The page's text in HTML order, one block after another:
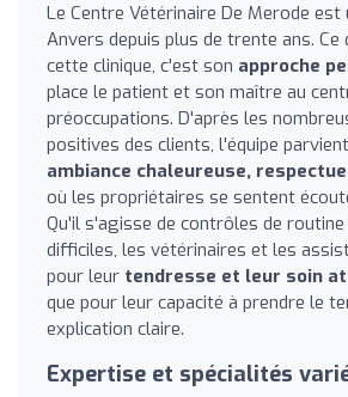
Le Centre Vétérinaire De Merode est
Anvers depuis plus de trente ans. Ce
cette clinique, c'est son approche
place le patient et son maître au
préoccupations. D'après les
positives des clients, l'équipe
ambiance chaleureuse,
où les propriétaires se sentent
Qu'il s'agisse de contrôles de
difficiles, les vétérinaires et les
pour leur tendresse et leur soin
que pour leur capacité à prendre le
explication claire.
Expertise et spécialités